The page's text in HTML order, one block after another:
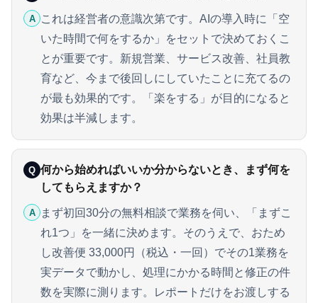
A
これは経営者の意識次第です。AIの導入時に「空
いた時間で何をするか」をセットで決めておくこ
とが重要です。新規営業、サービス改善、社員教
育など、今まで後回しにしていたことに充てるの
が最も効果的です。「楽をする」が目的になると
効果は半減します。
Q 何から始めればいいか分からないとき、まず何を
してもらえますか？
A
まず初回30分の無料相談で業務を伺い、「まずこ
れ1つ」を一緒に決めます。そのうえで、おため
し改善便 33,000円（税込・一回）でその1業務を
実データで動かし、処理にかかる時間と修正の件
数を実際に測ります。レポートだけをお渡しする